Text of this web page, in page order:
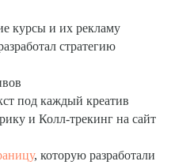
курсы и их рекламу
стратегию
под каждый креатив
и Колл-трекинг на сайт
, которую разработали